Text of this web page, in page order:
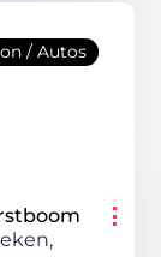
/ Autos